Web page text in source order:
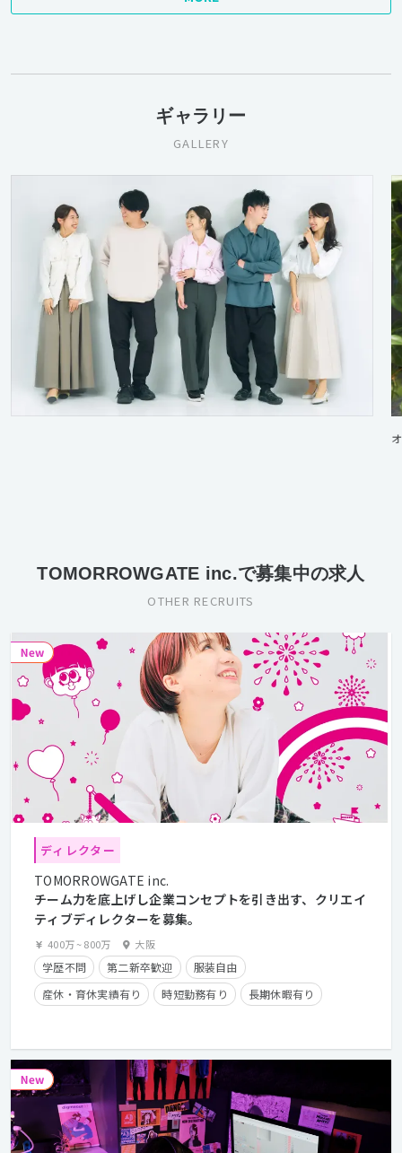
ギャラリー
GALLERY
TOMORROWGATE inc.で募集中の求人
OTHER RECRUITS
ディレクター
TOMORROWGATE inc.
チーム力を底上げし企業コンセプトを引き出す、クリエイ
ティブディレクターを募集。
400万~800万 大阪
学歴不問 第二新卒歓迎
服装自由
産休・育休実績有り
時短勤務有り
長期休暇有り
経験者優遇
クライアントとの直接取引多数